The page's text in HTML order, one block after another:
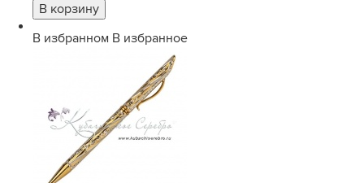
В избранном В избранное